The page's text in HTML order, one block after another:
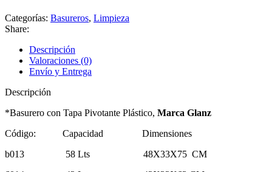
Categorías: Basureros, Limpieza
Share:
Descripción
Valoraciones (0)
Envío y Entrega
Descripción
*Basurero con Tapa Pivotante Plástico, Marca Glanz
Código: Capacidad Dimensiones
b013 58 Lts 48X33X75 CM